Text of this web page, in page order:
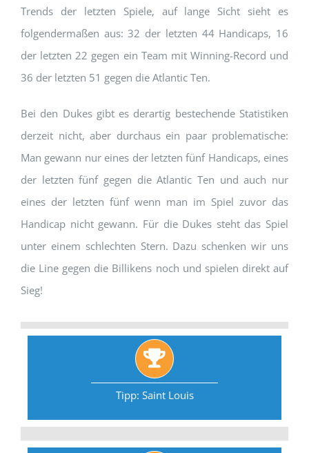
Trends der letzten Spiele, auf lange Sicht sieht es
folgendermaßen aus: 32 der letzten 44 Handicaps, 16
der letzten 22 gegen ein Team mit Winning-Record und
36 der letzten 51 gegen die Atlantic Ten.
Bei den Dukes gibt es derartig bestechende Statistiken
derzeit nicht, aber durchaus ein paar problematische:
Man gewann nur eines der letzten fünf Handicaps, eines
der letzten fünf gegen die Atlantic Ten und auch nur
eines der letzten fünf wenn man im Spiel zuvor das
Handicap nicht gewann. Für die Dukes steht das Spiel
unter einem schlechten Stern. Dazu schenken wir uns
die Line gegen die Billikens noch und spielen direkt auf
Sieg!
Tipp: Saint Louis